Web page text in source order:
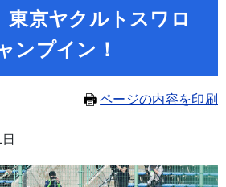
東京ヤクルトスワロ
ンプイン！
ページの内容を印刷